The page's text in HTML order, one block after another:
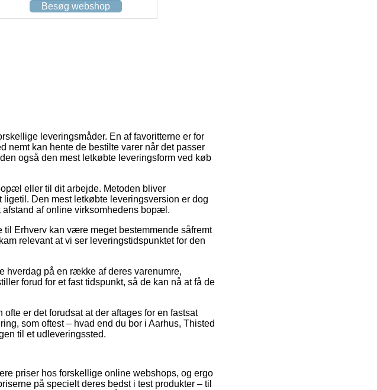
Besøg webshop
leveringsmåder. En af favoritterne er for
kan hente de bestilte varer når det passer
også den mest letkøbte leveringsform ved køb
eller til dit arbejde. Metoden bliver
Den mest letkøbte leveringsversion er dog
afstand af online virksomhedens bopæl.
Erhverv kan være meget bestemmende såfremt
relevant at vi ser leveringstidspunktet for den
på en række af deres varenumre,
forud for et fast tidspunkt, så de kan nå at få de
er det forudsat at der aftages for en fastsat
som oftest – hvad end du bor i Aarhus, Thisted
til et udleveringssted.
priser hos forskellige online webshops, og ergo
på specielt deres bedst i test produkter – til